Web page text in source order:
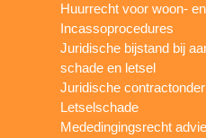
Huurrecht voor woon-
Incassoprocedures
Juridische bijstand bij
schade en letsel
Juridische
Letselschade
Mededingingsrecht